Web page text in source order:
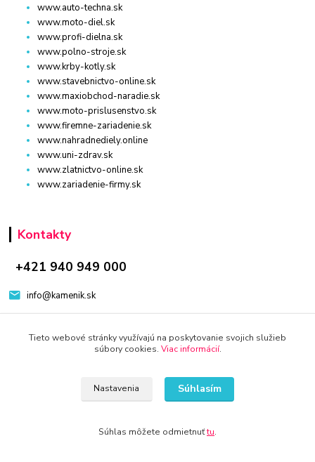
www.auto-techna.sk
www.moto-diel.sk
www.profi-dielna.sk
www.polno-stroje.sk
www.krby-kotly.sk
www.stavebnictvo-online.sk
www.maxiobchod-naradie.sk
www.moto-prislusenstvo.sk
www.firemne-zariadenie.sk
www.nahradnediely.online
www.uni-zdrav.sk
www.zlatnictvo-online.sk
www.zariadenie-firmy.sk
Kontakty
+421 940 949 000
info@kamenik.sk
© 2024 Všetky práva vyhradené KAMENIK.SK
Tieto webové stránky využívajú na poskytovanie svojich služieb
súbory cookies. Viac informácií.
Nastavenia Súhlasím
Súhlas môžete odmietnuťtu.